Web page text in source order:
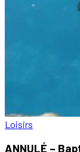
Loisirs
ANNULÉ –